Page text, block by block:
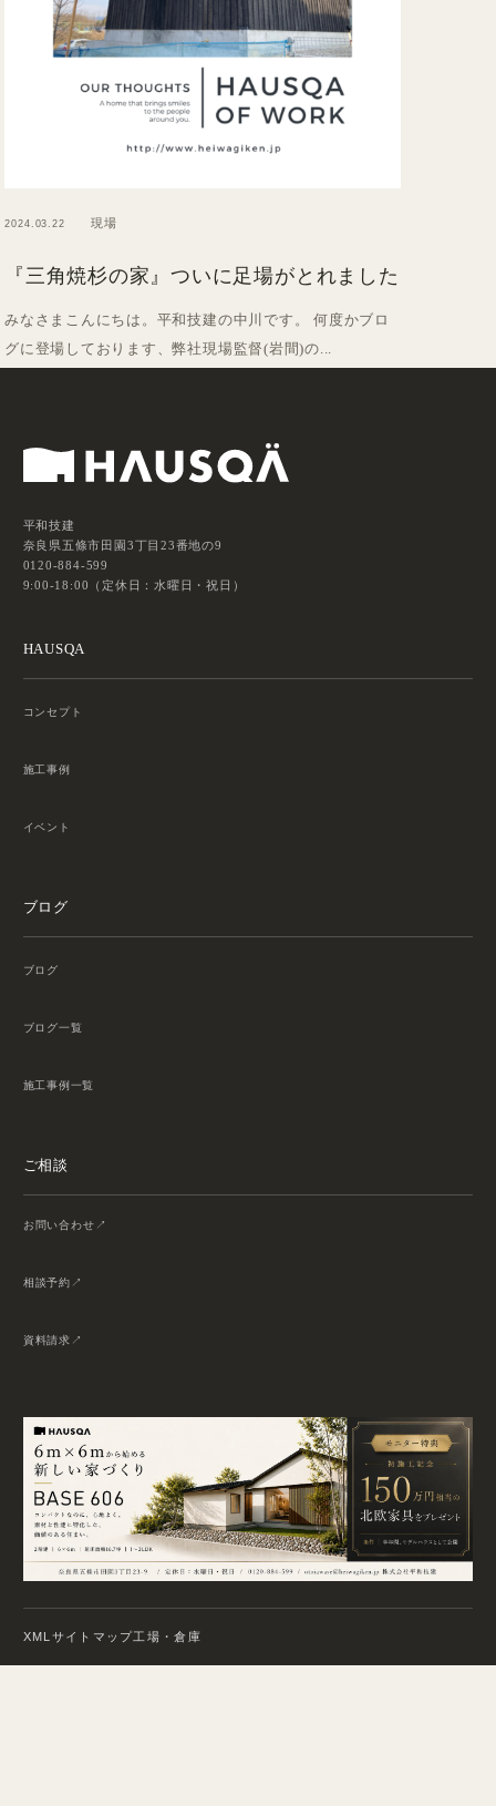
2024.03.22 現場
『三角焼杉の家』ついに足場がとれました
みなさまこんにちは。平和技建の中川です。 何度かブロ
グに登場しております、弊社現場監督(岩間)の...
平和技建
奈良県五條市田園3丁目23番地の9
0120-884-599
9:00-18:00（定休日：水曜日・祝日）
HAUSQA
コンセプト
施工事例
イベント
ブログ
ブログ
ブログ一覧
施工事例一覧
ご相談
お問い合わせ
相談予約
資料請求
XMLサイトマップ工場・倉庫